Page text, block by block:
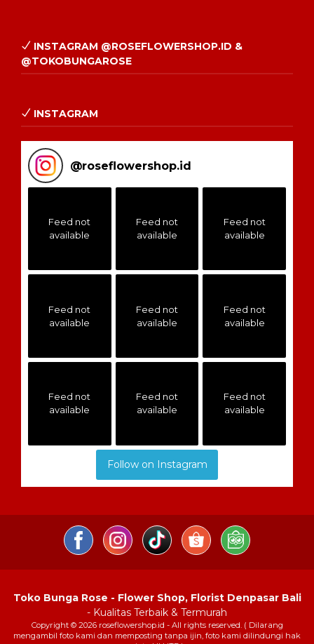
INSTAGRAM @ROSEFLOWERSHOP.ID &
@TOKOBUNGAROSE
INSTAGRAM
@roseflowershop.id
Feed not
available
Feed not
available
Feed not
available
Feed not
available
Feed not
available
Feed not
available
Feed not
available
Feed not
available
Feed not
available
Follow on Instagram
Toko Bunga Rose - Flower Shop, Florist Denpasar Bali
- Kualitas Terbaik & Termurah
Copyright © 2026 roseflowershop.id - All rights reserved. ( Dilarang
mengambil foto kami dan memposting tanpa ijin, foto kami dilindungi hak